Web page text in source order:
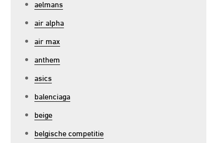
aelmans
air alpha
air max
anthem
asics
balenciaga
beige
belgische competitie